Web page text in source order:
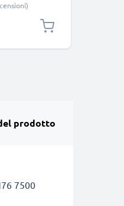
altro ancora
prodotto
7500